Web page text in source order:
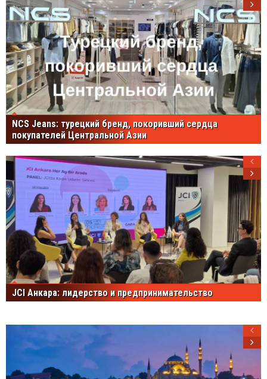
NCS Jeans: турецкий бренд, покоривший сердца
покупателей Центральной Азии
JCI Анкара: лидерство и предпринимательство